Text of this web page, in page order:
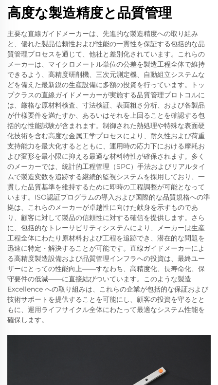
高度な製造精度と品質管理
主要な直線ガイドメーカーは、先進的な製造精度への取り組み
と、優れた製品信頼性および性能の一貫性を保証する包括的な品
質管理プロセスを通じて、他社と差別化されています。これらの
メーカーは、マイクロメートル単位の公差を製造工程全体で維持
できるよう、高精度研削機、三次元測定機、自動組立システムな
どを備えた最新鋭の生産設備に多額の投資を行っています。トッ
プクラスの直線ガイドメーカーが実施する品質管理プロトコルに
は、厳格な原材料検査、寸法検証、表面粗さ分析、および各製品
が仕様要件を満たすか、あるいはそれを上回ることを確認する包
括的な性能試験が含まれます。制御された熱処理や特殊な表面硬
化技術を含む高度な金属工学プロセスにより、耐久性および荷重
支持能力を最大化するとともに、運用時の応力下における摩耗お
よび変形を最小限に抑える最適な材料特性が確保されます。多く
のメーカーでは、統計的工程管理（SPC）手法およびリアルタイ
ムで製造変数を追跡する継続的監視システムを採用しており、一
貫した品質基準を維持するために即時の工程調整が可能となって
います。ISO認証プログラムの導入および国際的な品質規格への準
拠は、これらのメーカーが卓越性に向けた献身を示すものであ
り、顧客に対して製品の信頼性に対する確信を提供します。さら
に、包括的なトレーサビリティシステムにより、メーカーは生産
工程全体にわたり原材料および工程を追跡でき、潜在的な問題を
迅速に特定・解決することが可能です。直線ガイドメーカーによ
る高精度製造設備および品質管理インフラへの投資は、最終ユー
ザーにとっての性能向上——すなわち、高精度化、長寿命化、保
守要件の低減——に直接結びついています。このような製造
Excellence への取り組みは、これらの企業が包括的な保証および
技術サポートを提供することを可能にし、顧客の投資を守るとと
もに、運用ライフサイクル全体にわたって最適なシステム性能を
確保します。